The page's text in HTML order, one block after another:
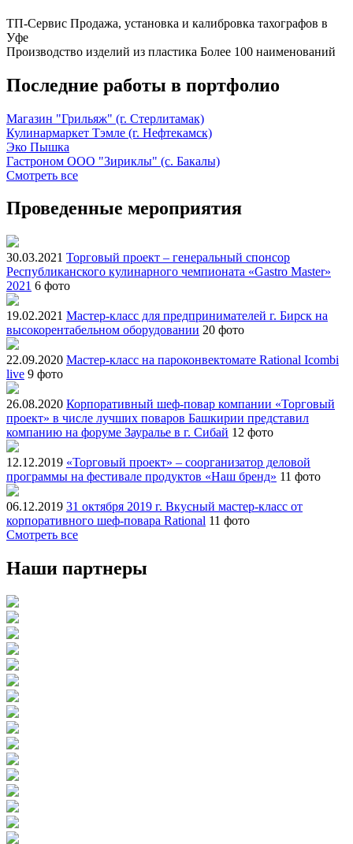
ТП-Сервис Продажа, установка и калибровка тахографов в
Уфе
Производство изделий из пластика Более 100 наименований
Последние работы в портфолио
Магазин "Грильяж" (г. Стерлитамак)
Кулинармаркет Тэмле (г. Нефтекамск)
Эко Пышка
Гастроном ООО "Зириклы" (с. Бакалы)
Смотреть все
Проведенные мероприятия
30.03.2021 Торговый проект – генеральный спонсор
Республиканского кулинарного чемпионата «Gastro Master»
2021 6 фото
19.02.2021 Мастер-класс для предпринимателей г. Бирск на
высокорентабельном оборудовании 20 фото
22.09.2020 Мастер-класс на пароконвектомате Rational Icombi
live 9 фото
26.08.2020 Корпоративный шеф-повар компании «Торговый
проект» в числе лучших поваров Башкирии представил
компанию на форуме Зауралье в г. Сибай 12 фото
12.12.2019 «Торговый проект» – соорганизатор деловой
программы на фестивале продуктов «Наш бренд» 11 фото
06.12.2019 31 октября 2019 г. Вкусный мастер-класс от
корпоративного шеф-повара Rational 11 фото
Смотреть все
Наши партнеры